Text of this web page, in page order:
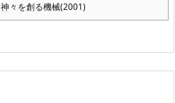
神々を創る機械(2001)